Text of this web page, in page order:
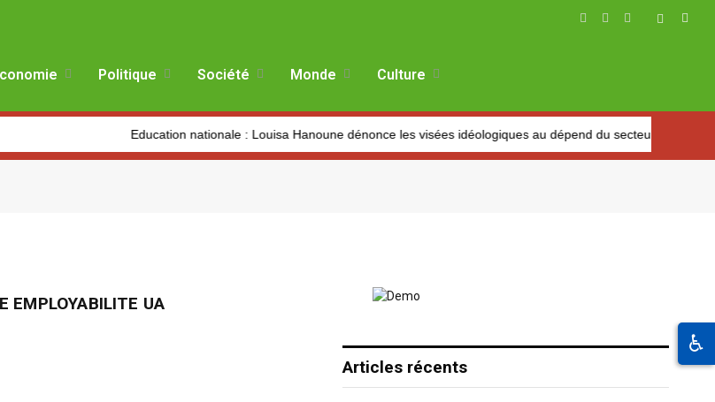
Facebook
X
Instagram
Politique Société Monde Culture
Education nationale : Louisa Hanoune dénonce les visées idéologiques au dépend du secteur
EMPLOYABILITE UA
Articles récents
♿